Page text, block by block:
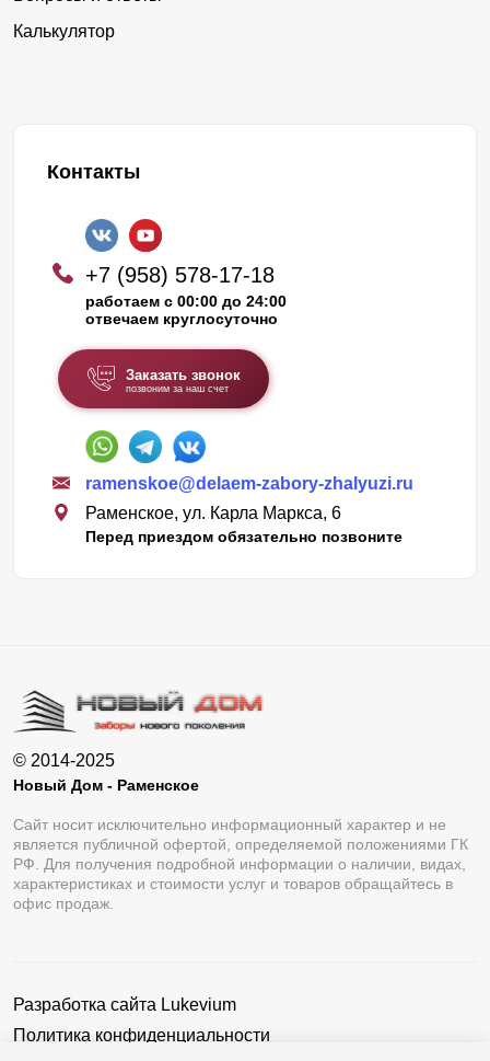
Калькулятор
Контакты
+7 (958) 578-17-18
работаем с 00:00 до 24:00
отвечаем круглосуточно
Заказать звонок
позвоним за наш счет
ramenskoe@delaem-zabory-zhalyuzi.ru
Раменское, ул. Карла Маркса, 6
Перед приездом обязательно позвоните
© 2014-2025
Новый Дом - Раменское
Сайт носит исключительно информационный характер и не
является публичной офертой, определяемой положениями ГК
РФ. Для получения подробной информации о наличии, видах,
характеристиках и стоимости услуг и товаров обращайтесь в
офис продаж.
Разработка сайта Lukevium
Политика конфиденциальности